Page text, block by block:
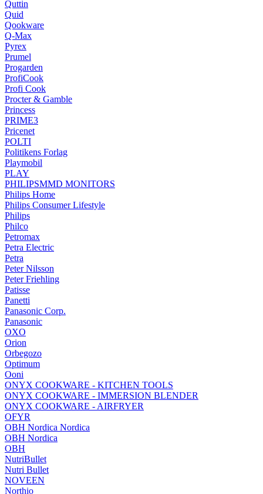
Quttin
Quid
Qookware
Q-Max
Pyrex
Prumel
Progarden
ProfiCook
Profi Cook
Procter & Gamble
Princess
PRIME3
Pricenet
POLTI
Politikens Forlag
Playmobil
PLAY
PHILIPSMMD MONITORS
Philips Home
Philips Consumer Lifestyle
Philips
Philco
Petromax
Petra Electric
Petra
Peter Nilsson
Peter Friehling
Patisse
Panetti
Panasonic Corp.
Panasonic
OXO
Orion
Orbegozo
Optimum
Ooni
ONYX COOKWARE - KITCHEN TOOLS
ONYX COOKWARE - IMMERSION BLENDER
ONYX COOKWARE - AIRFRYER
OFYR
OBH Nordica Nordica
OBH Nordica
OBH
NutriBullet
Nutri Bullet
NOVEEN
Northio